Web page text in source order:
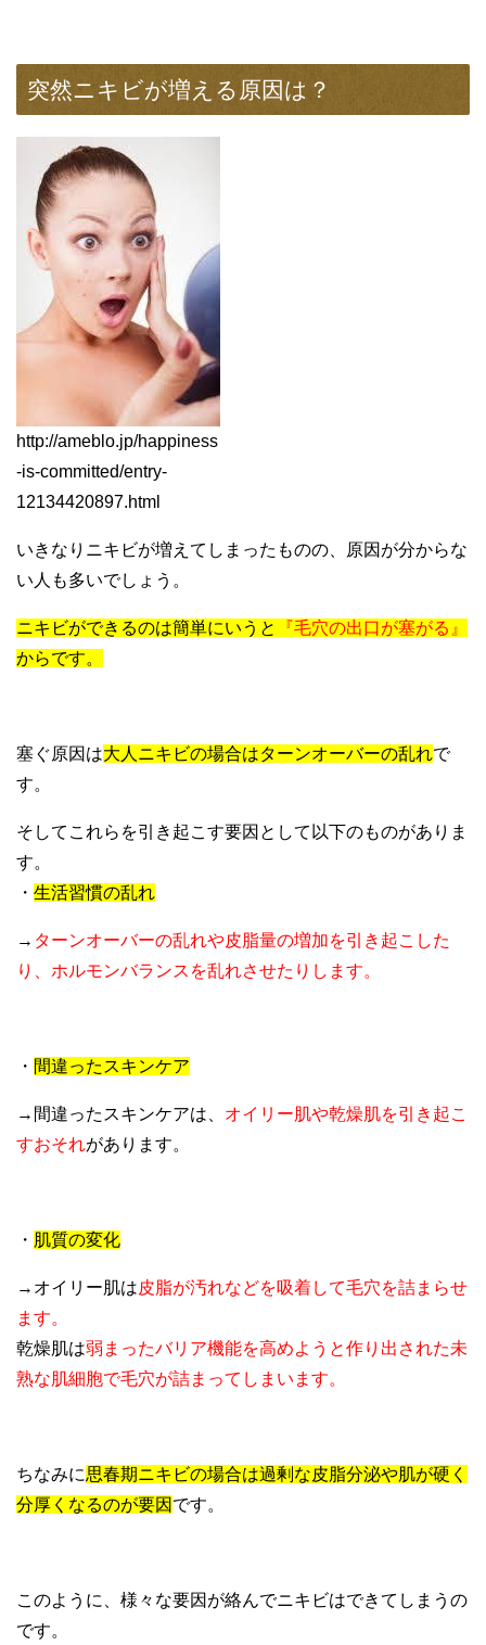
突然ニキビが増える原因は？
http://ameblo.jp/happiness
-is-committed/entry-
12134420897.html
いきなりニキビが増えてしまったものの、原因が分からな
い人も多いでしょう。
ニキビができるのは簡単にいうと
『毛穴の出口が塞がる』
からです。
塞ぐ原因は大人ニキビの場合はターンオーバーの乱れで
す。
そしてこれらを引き起こす要因として以下のものがありま
す。
・ 生活習慣の乱れ
→ ターンオーバーの乱れや皮脂量の増加を引き起こした
り、ホルモンバランスを乱れさせたりします。
・ 間違ったスキンケア
→間違ったスキンケアは、 オイリー肌や乾燥肌を引き起こ
すおそれがあります。
・ 肌質の変化
→オイリー肌は皮脂が汚れなどを吸着して毛穴を詰まらせ
ます。
乾燥肌は弱まったバリア機能を高めようと作り出された未
熟な肌細胞で毛穴が詰まってしまいます。
ちなみに思春期ニキビの場合は過剰な皮脂分泌や肌が硬く
分厚くなるのが要因 です。
このように、様々な要因が絡んでニキビはできてしまうの
です。